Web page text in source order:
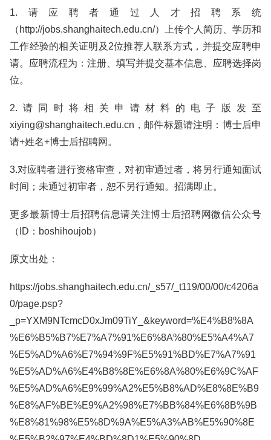
1.请应聘者通过人才招聘系统
（http://jobs.shanghaitech.edu.cn/）上传个人简历、学历和
工作经验的相关证明及2位推荐人联系方式，并提交应聘申
请。应聘流程为：注册、填写并提交基本信息、应聘选择岗
位。
2.请同时将相关申请材料的电子版发至
xiying@shanghaitech.edu.cn，邮件标题请注明：博士后申
请+姓名+博士后招聘网。
3.对应聘者进行资格审查，对初审通过者，将另行通知面试
时间；未通过初审者，恕不另行通知。招满即止。
更多最新博士后招聘信息请关注博士后招聘网微信公众号
（ID：boshihoujob）
原文出处：
https://jobs.shanghaitech.edu.cn/_s57/_t119/00/00/c4206a
0/page.psp?
_p=YXM9NTcmcD0xJm09TiY_&keyword=%E4%B8%8A
%E6%B5%B7%E7%A7%91%E6%8A%80%E5%A4%A7
%E5%AD%A6%E7%94%9F%E5%91%BD%E7%A7%91
%E5%AD%A6%E4%B8%8E%E6%8A%80%E6%9C%AF
%E5%AD%A6%E9%99%A2%E5%B8%AD%E8%8E%B9
%E8%AF%BE%E9%A2%98%E7%BB%84%E6%8B%9B
%E8%81%98%E5%8D%9A%E5%A3%AB%E5%90%8E